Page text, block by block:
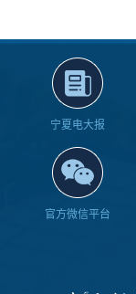
宁夏电大报
官方微信平台